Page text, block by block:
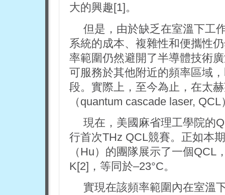
大的興趣[1]。
但是，由於缺乏在室溫下工
系統的成本、複雜性和便攜性
率範圍仍然避開了半導體技術
可服務於其他附近的頻率區域
段。實際上，至今為止，在太
（quantum cascade laser,
現在，美國麻省理工學院的
行首次THz QCL競賽。正如本
（Hu）的團隊展示了一個
K[2]，等同於–23°C。
實現在該頻率範圍內在室溫